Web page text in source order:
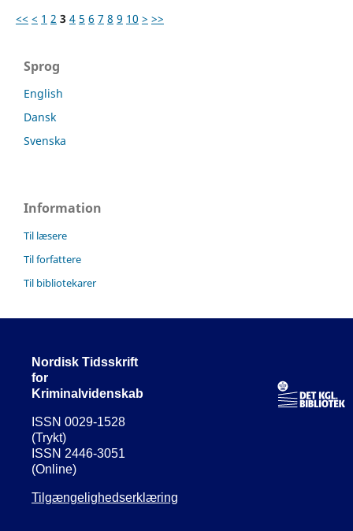
<< < 1 2 3 4 5 6 7 8 9 10 > >>
Sprog
English
Dansk
Svenska
Information
Til læsere
Til forfattere
Til bibliotekarer
Nordisk Tidsskrift
for
Kriminalvidenskab
ISSN 0029-1528
(Trykt)
ISSN 2446-3051
(Online)
Tilgængelighedserklæring